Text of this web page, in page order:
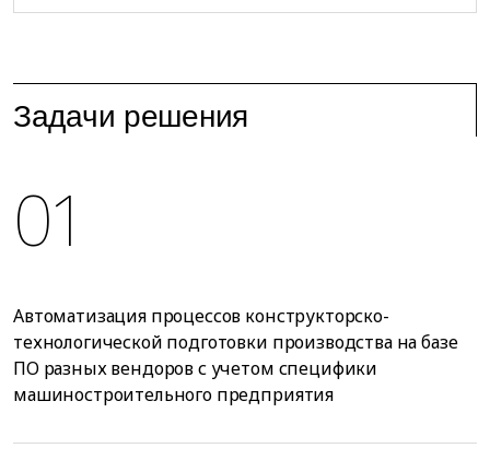
Задачи решения
01
Автоматизация процессов конструкторско-
технологической подготовки производства на базе
ПО разных вендоров с учетом специфики
машиностроительного предприятия